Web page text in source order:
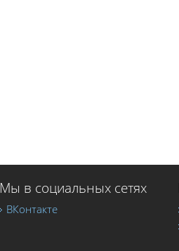
Мы в социальных сетях
ВКонтакте